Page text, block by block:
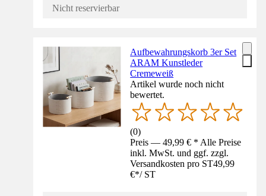
Nicht reservierbar
Aufbewahrungskorb 3er Set
ARAM Kunstleder
Cremeweiß
Artikel wurde noch nicht
bewertet.
(0)
Preis — 49,99 € * Alle Preise
inkl. MwSt. und ggf. zzgl.
Versandkosten pro ST49,99
€*/ ST